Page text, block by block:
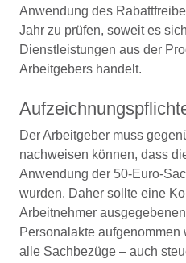
Anwendung des
Jahr zu prüfen, soweit es
Dienstleistungen aus der
Arbeitgebers handelt.
Der Arbeitgeber muss
nachweisen können, dass
Anwendung der 50-Euro-
wurden. Daher sollte eine
Arbeitnehmer
Personalakte aufgenommen
alle Sachbezüge – auch